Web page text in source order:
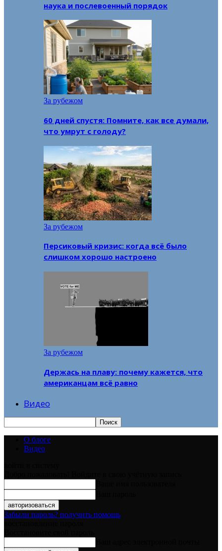
наука и послевоенный порядок
За рубежом
60 дней спустя: Помните, как все думали,
что умрут с голоду?
За рубежом
Персиковый кризис: когда всё было
слишком хорошо настроено
За рубежом
Держась на плаву: почему кажется, что
американцам всё равно
Видео
О блоге
Видео
Забыли пароль? получить помощь